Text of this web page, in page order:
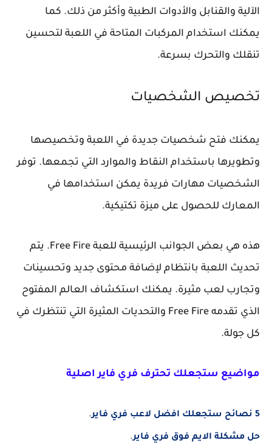
الآلية والقنابل والأدوات الطبية وأكثر من ذلك. كما
يمكنك استخدام المركبات المتاحة في اللعبة لتحسين
تنقلك والتحرك بسرعة.
تخصيص الشخصيات
يمكنك فتح شخصيات جديدة في اللعبة وتخصيصها
وتطويرها باستخدام النقاط والموارد التي تجمعها. توفر
الشخصيات مهارات فريدة يمكن استخدامها في
المعارك للحصول على ميزة تكتيكية.
هذه هي بعض الجوانب الرئيسية للعبة Free Fire. يتم
تحديث اللعبة بانتظام لإضافة محتوى جديد وتحسينات
وتجارب لعب مثيرة. يمكنك استكشاف العالم المفتوح
الذي تقدمه Free Fire والتحديات المثيرة التي تنتظرك في
كل جولة.
مواضيع ستجعلك تحترف فري فاير اصلية
5 نصائح ستجعلك افضل لاعب فري فاير .
حل مشكلة الايم فوق فري فاير.